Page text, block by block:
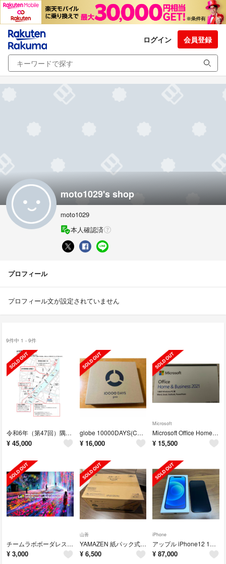
ログイン 会員登録
moto1029's shop
moto1029
本人確認済
プロフィール
プロフィール文が設定されていません
9件中 1 - 9件
令和6年（第47回）隅田川花火大会 市民協賛席 台東区側少年野球場(5名分)
¥ 45,000
globe 10000DAYS(CDのみ)
¥ 16,000
Microsoft
Microsoft Office Home & Business2021永続版
¥ 15,500
チームラボボーダレスお台場 8/26(金)16時〜 大人2枚
¥ 3,000
山善
YAMAZEN 紙パック式クリーナー ZKC-300新品未開封
¥ 6,500
iPhone
アップル iPhone12 128GB ブルー 未使用
¥ 87,000